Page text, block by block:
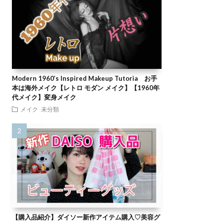
Modern 1960’s Inspired Makeup Tutoria お手
本は海外メイク【レトロ モダン メイク】【1960年
代メイク】変身メイク
メイク 未分類
【購入品紹介】ダイソー新作アイテム購入♡美容グ